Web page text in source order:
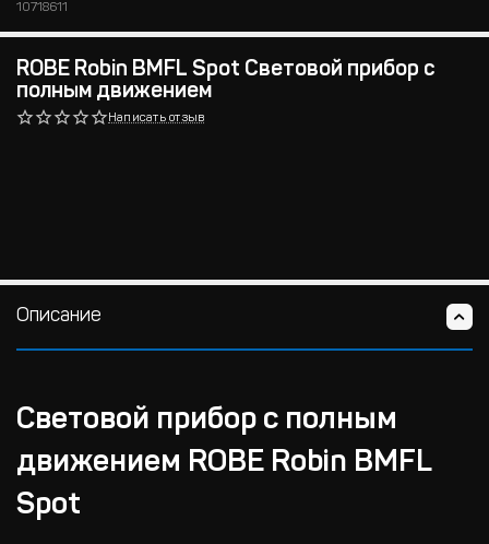
10718611
ROBE Robin BMFL Spot Световой прибор с
полным движением
Написать отзыв
Описание
Световой прибор с полным
движением ROBE Robin BMFL
Spot